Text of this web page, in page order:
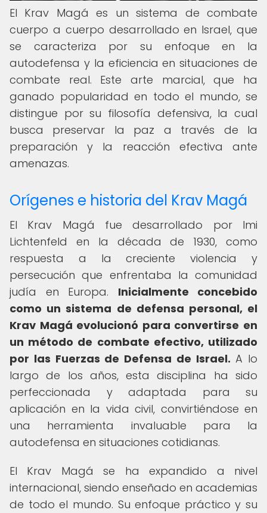
El Krav Magá es un sistema de combate
cuerpo a cuerpo desarrollado en Israel, que
se caracteriza por su enfoque en la
autodefensa y la eficiencia en situaciones de
combate real. Este arte marcial, que ha
ganado popularidad en todo el mundo, se
distingue por su filosofía defensiva, la cual
busca preservar la paz a través de la
preparación y la reacción efectiva ante
amenazas.
Orígenes e historia del Krav Magá
El Krav Magá fue desarrollado por Imi
Lichtenfeld en la década de 1930, como
respuesta a la creciente violencia y
persecución que enfrentaba la comunidad
judía en Europa. Inicialmente concebido
como un sistema de defensa personal, el
Krav Magá evolucionó para convertirse en
un método de combate efectivo, utilizado
por las Fuerzas de Defensa de Israel. A lo
largo de los años, esta disciplina ha sido
perfeccionada y adaptada para su
aplicación en la vida civil, convirtiéndose en
una herramienta invaluable para la
autodefensa en situaciones cotidianas.
El Krav Magá se ha expandido a nivel
internacional, siendo enseñado en academias
de todo el mundo. Su enfoque práctico y su